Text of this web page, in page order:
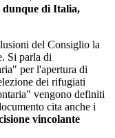
dunque di Italia,
del Consiglio la
Si parla di
per l'apertura di
dei rifugiati
vengono definiti
cita anche i
vincolante